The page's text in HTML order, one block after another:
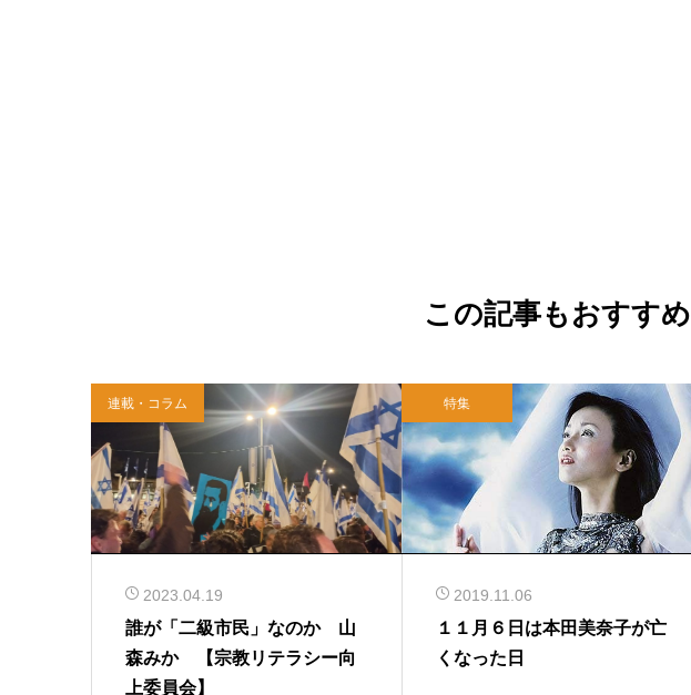
この記事もおすすめ
連載・コラム
2023.04.19
誰が「二級市民」なのか 山
森みか 【宗教リテラシー向
上委員会】
特集
2019.11.06
１１月６日は本田美奈子が亡
くなった日